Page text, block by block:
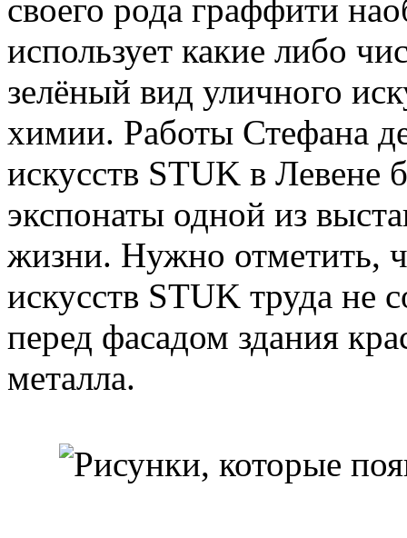
своего рода граффити
использует какие либо
зелёный вид уличного
химии. Работы Стефана
искусств STUK в Левене
экспонаты одной из
жизни. Нужно отметить,
искусств STUK труда не
перед фасадом здания
металла.